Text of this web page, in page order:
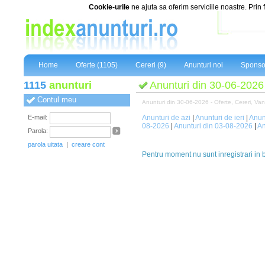
Cookie-urile ne ajuta sa oferim serviciile noastre.
Home Oferte (1105) Cereri (9) Anunturi noi
1115 anunturi
Contul meu
E-mail:
Parola:
parola uitata | creare cont
Anunturi din 30-06-2026
Anunturi din 30-06-2026 - Oferte, Cereri,
Anunturi de azi Anunturi de ieri
08-2026
Anunturi din 03-08-2026
Pentru moment nu sunt inregistrari in